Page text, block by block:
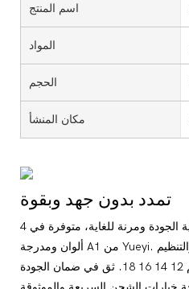
اسم المنتج
المواد
الحجم
مكان المنشأ
أربطة مطاطية طبيعية ملونة عالية الجودة ومرنة للغاية، متوفرة في 4
ألوان ومدرجة A1 من Yueyi. الخيار الأمثل للتجميع والتعبئة والتنظيم
الآمن والمتين بمقاساتها رقم 12 14 16 18. ثق في ضمان الجودة